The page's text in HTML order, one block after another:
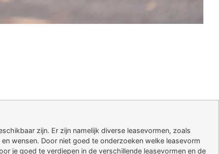
zijn. Er zijn namelijk diverse leasevormen, zoals
wensen. Door niet goed te onderzoeken welke leasevorm
je goed te verdiepen in de verschillende leasevormen en de